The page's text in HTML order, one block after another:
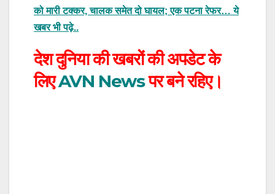
को मारी टक्कर, चालक समेत दो घायल; एक पटना रेफर… ये
खबर भी पढ़े..
देश दुनिया की खबरों की अपडेट के
लिएAVN Newsपर बने रहिए।